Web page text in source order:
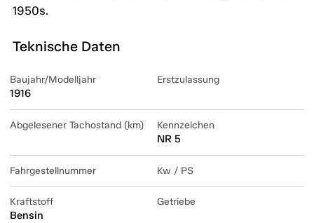
1950s.
Teknische Daten
Baujahr/Modelljahr
1916
Erstzulassung
Abgelesener Tachostand (km) Kennzeichen
NR 5
Fahrgestellnummer Kw / PS
Kraftstoff
Bensin
Getriebe